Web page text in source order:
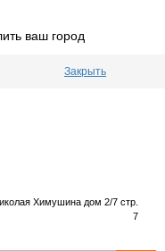
ваш город
Закрыть
Химушина дом 2/7 стр.
7